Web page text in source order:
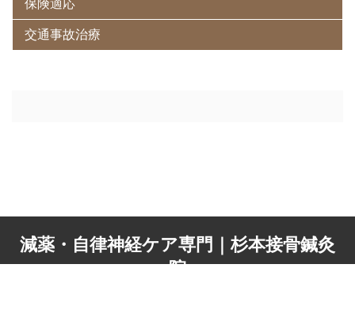
交通事故治療
減薬・自律神経ケア専門｜杉本接骨鍼灸
院